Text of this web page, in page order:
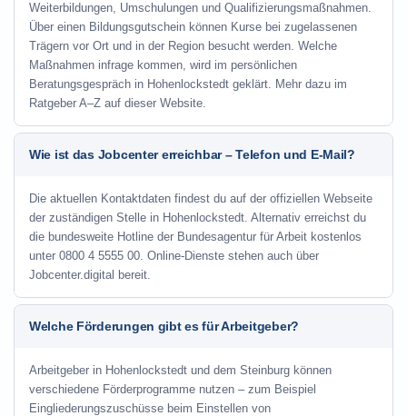
Weiterbildungen, Umschulungen und Qualifizierungsmaßnahmen.
Über einen Bildungsgutschein können Kurse bei zugelassenen
Trägern vor Ort und in der Region besucht werden. Welche
Maßnahmen infrage kommen, wird im persönlichen
Beratungsgespräch in Hohenlockstedt geklärt. Mehr dazu im
Ratgeber A–Z auf dieser Website.
Wie ist das Jobcenter erreichbar – Telefon und E-Mail?
Die aktuellen Kontaktdaten findest du auf der offiziellen Webseite
der zuständigen Stelle in Hohenlockstedt. Alternativ erreichst du
die bundesweite Hotline der Bundesagentur für Arbeit kostenlos
unter 0800 4 5555 00. Online-Dienste stehen auch über
Jobcenter.digital bereit.
Welche Förderungen gibt es für Arbeitgeber?
Arbeitgeber in Hohenlockstedt und dem Steinburg können
verschiedene Förderprogramme nutzen – zum Beispiel
Eingliederungszuschüsse beim Einstellen von